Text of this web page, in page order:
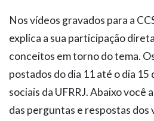
Nos vídeos gravados para a
explica a sua participação
conceitos em torno do tema.
postados do dia 11 até o dia 15
sociais da UFRRJ. Abaixo você
das perguntas e respostas dos